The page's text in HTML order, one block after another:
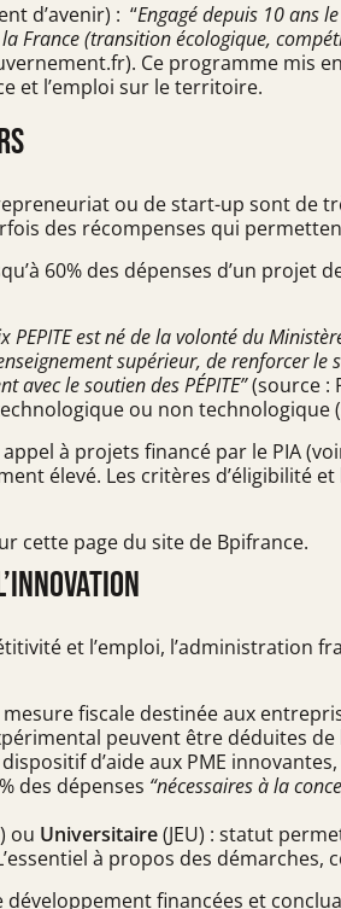
d’avenir) : “Engagé depuis 10 ans
France (transition écologique,
). Ce programme mis
et l’emploi sur le territoire.
ou de start-up sont de
des récompenses qui
60% des dépenses d’un projet
PEPITE est né de la volonté du
supérieur, de renforcer
avec le soutien des PÉPITE”(source :
ou non technologique
appel à projets financé par le PIA
élevé. Les critères d’éligibilité
cette page du site de Bpifrance.
et l’emploi, l’administration
mesure fiscale destinée aux
peuvent être déduites de
dispositif d’aide aux PME
des dépenses “nécessaires à la
ou Universitaire(JEU) : statut
à propos des
financées et